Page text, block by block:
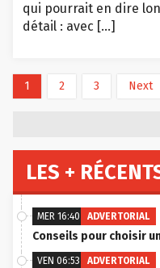
qui pourrait en dire
détail : avec […]
1 2 3 Next
LES +
MER 16:40 ADVERTORIAL
Conseils pour choisir
VEN 06:53 ADVERTORIAL